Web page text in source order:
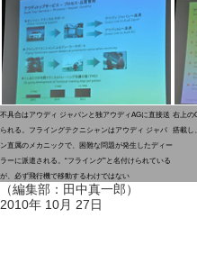
不具合はアウディ ジャパンと独アウディAGに直接送
られる。フライングテクニシャンはアウディ ジャパ
ン直属のメカニックで、困難な問題が発生したディー
ラーに派遣される。“フライング”と名付けられている
が、必ず飛行機で移動するわけではない
右上の
搭載し
（編集部：田中真一郎）
2010年 10月 27日